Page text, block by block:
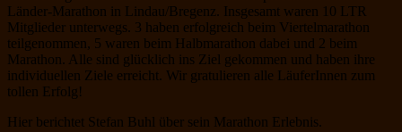
Länder-Marathon in Lindau/Bregenz. Insgesamt waren 10 LTR
Mitglieder unterwegs. 3 haben erfolgreich beim Viertelmarathon
teilgenommen, 5 waren beim Halbmarathon dabei und 2 beim
Marathon. Alle sind glücklich ins Ziel gekommen und haben ihre
individuellen Ziele erreicht. Wir gratulieren alle LäuferInnen zum
tollen Erfolg!
Hier berichtet Stefan Buhl über sein Marathon Erlebnis.